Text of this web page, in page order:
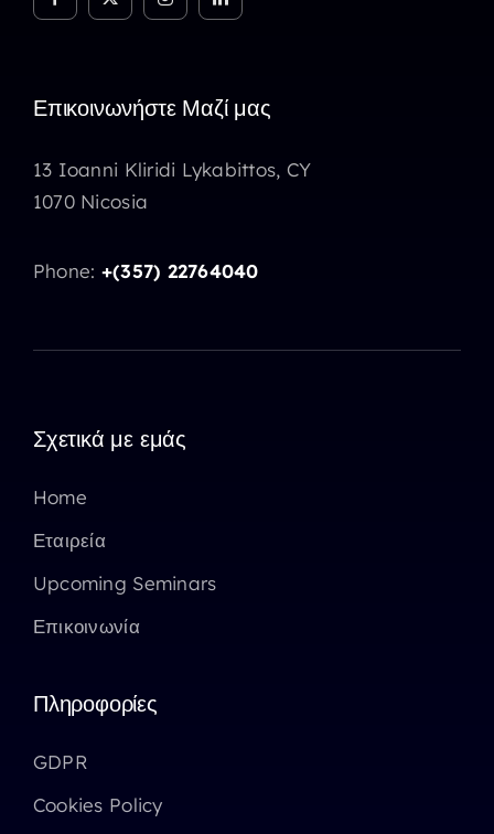
Επικοινωνήστε Μαζί μας
13 Ioanni Kliridi Lykabittos, CY
1070 Nicosia
Phone: +(357) 22764040
Σχετικά με εμάς
Home
Εταιρεία
Upcoming Seminars
Επικοινωνία
Πληροφορίες
GDPR
Cookies Policy